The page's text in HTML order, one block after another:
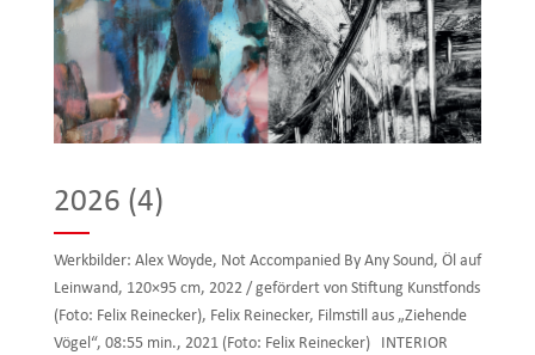
2026 (4)
Werkbilder: Alex Woyde, Not Accompanied By Any Sound, Öl auf
Leinwand, 120×95 cm, 2022 / gefördert von Stiftung Kunstfonds
(Foto: Felix Reinecker), Felix Reinecker, Filmstill aus „Ziehende
Vögel“, 08:55 min., 2021 (Foto: Felix Reinecker) INTERIOR